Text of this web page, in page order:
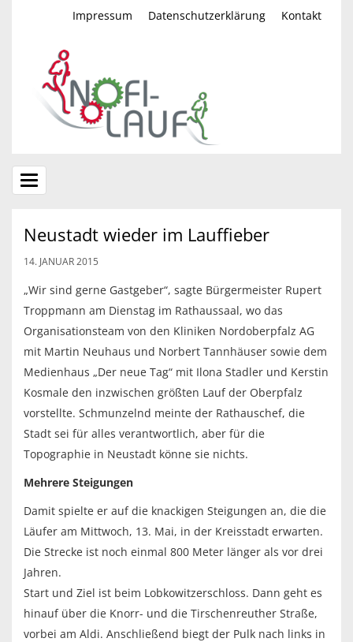
Impressum Datenschutzerklärung Kontakt
Toggle
navigation
Neustadt wieder im Lauffieber
14. JANUAR 2015
„Wir sind gerne Gastgeber“, sagte Bürgermeister Rupert
Troppmann am Dienstag im Rathaussaal, wo das
Organisationsteam von den Kliniken Nordoberpfalz AG
mit Martin Neuhaus und Norbert Tannhäuser sowie dem
Medienhaus „Der neue Tag“ mit Ilona Stadler und Kerstin
Kosmale den inzwischen größten Lauf der Oberpfalz
vorstellte. Schmunzelnd meinte der Rathauschef, die
Stadt sei für alles verantwortlich, aber für die
Topographie in Neustadt könne sie nichts.
Mehrere Steigungen
Damit spielte er auf die knackigen Steigungen an, die die
Läufer am Mittwoch, 13. Mai, in der Kreisstadt erwarten.
Die Strecke ist noch einmal 800 Meter länger als vor drei
Jahren.
Start und Ziel ist beim Lobkowitzerschloss. Dann geht es
hinauf über die Knorr- und die Tirschenreuther Straße,
vorbei am Aldi. Anschließend biegt der Pulk nach links in